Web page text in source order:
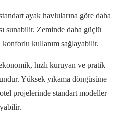
ayak havlularına göre daha
sunabilir. Zeminde daha güçlü
kullanım sağlayabilir.
hızlı kuruyan ve pratik
Yüksek yıkama döngüsüne
projelerinde standart modeller